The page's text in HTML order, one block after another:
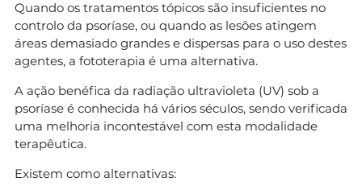
Quando os tratamentos tópicos são insuficientes no
controlo da psoríase, ou quando as lesões atingem
áreas demasiado grandes e dispersas para o uso destes
agentes, a fototerapia é uma alternativa.
A ação benéfica da radiação ultravioleta (UV) sob a
psoríase é conhecida há vários séculos, sendo verificada
uma melhoria incontestável com esta modalidade
terapêutica.
Existem como alternativas: